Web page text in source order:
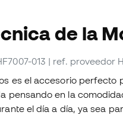
de la
013 | ref. proveedor
es el accesorio
pensando en la
el día a día, ya sea